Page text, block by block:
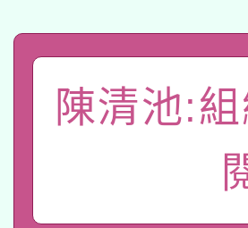
礎課程
A3數位素養
「數位內容
有關大陸委
薪期間赴陸
轉知經濟部
陳清池: